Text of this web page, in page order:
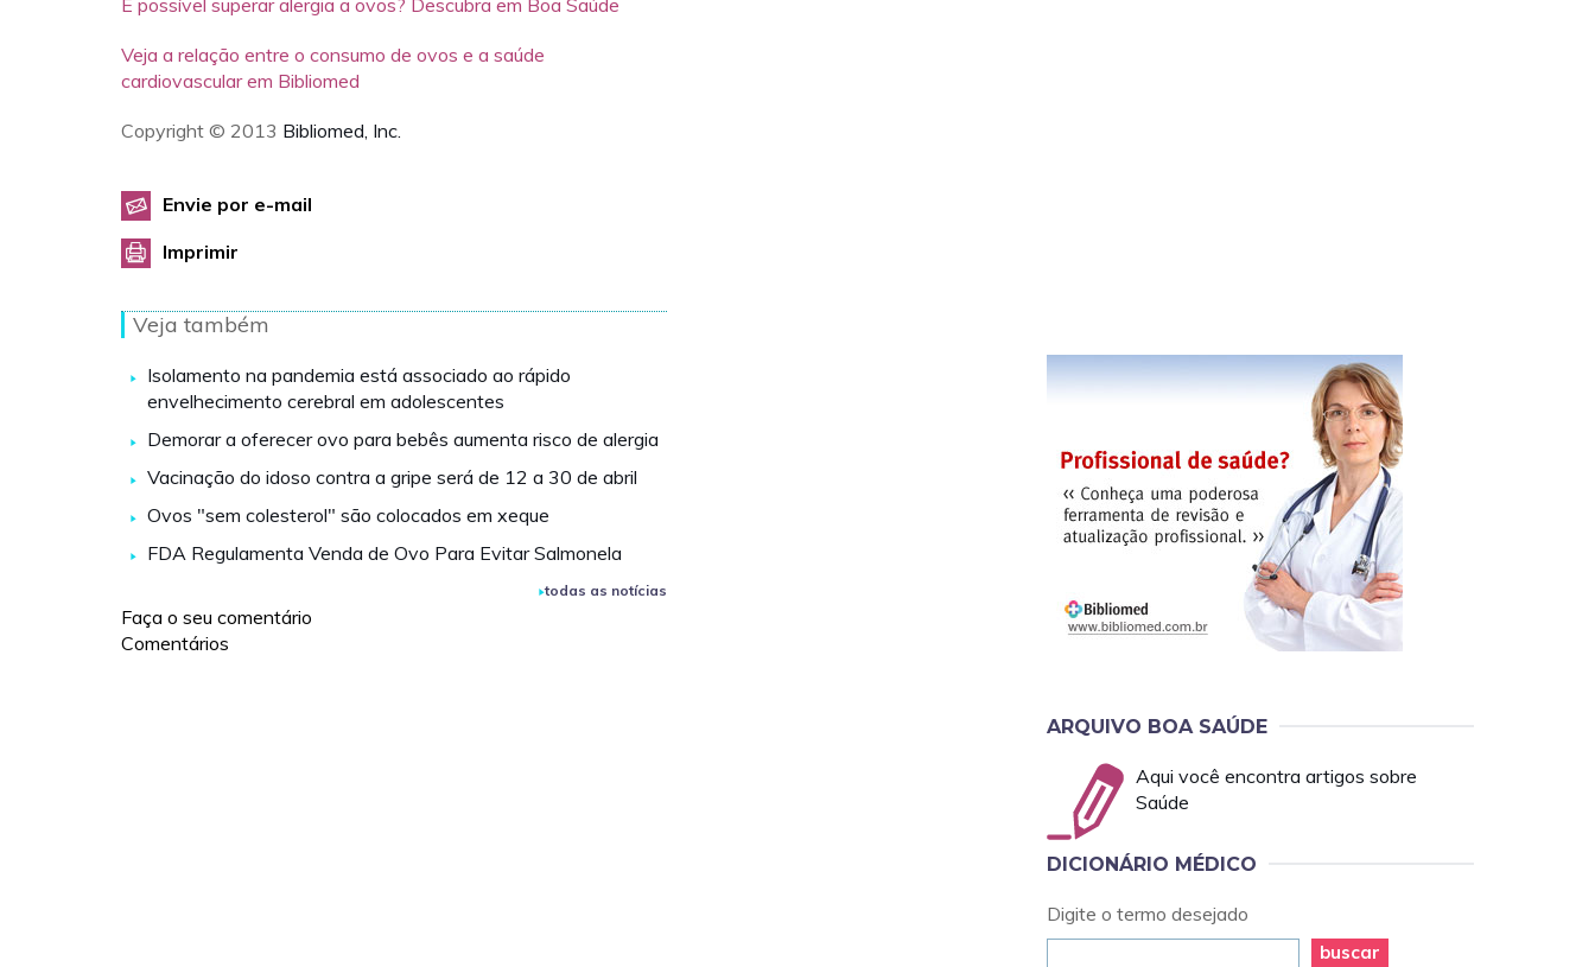
É possível superar alergia a ovos? Descubra em Boa Saúde
Veja a relação entre o consumo de ovos e a saúde
cardiovascular em Bibliomed
Copyright © 2013 Bibliomed, Inc.
Envie por e-mail
Imprimir
Veja também
Isolamento na pandemia está associado ao rápido
envelhecimento cerebral em adolescentes
Demorar a oferecer ovo para bebês aumenta risco de alergia
Vacinação do idoso contra a gripe será de 12 a 30 de abril
Ovos "sem colesterol" são colocados em xeque
FDA Regulamenta Venda de Ovo Para Evitar Salmonela
todas as notícias
Faça o seu comentário
Comentários
ARQUIVO BOA SAÚDE
Aqui você encontra artigos sobre
Saúde
DICIONÁRIO MÉDICO
Digite o termo desejado
buscar